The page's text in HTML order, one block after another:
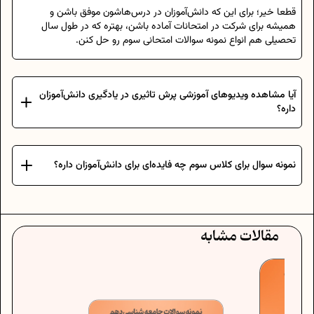
قطعا خیر؛ برای این که دانش‌آموزان در درس‌هاشون موفق باشن و
همیشه برای شرکت در امتحانات آماده باشن، بهتره که در طول سال
تحصیلی هم انواع نمونه سوالات امتحانی سوم رو حل کنن.
آیا مشاهده ویدیوهای آموزشی پرش تاثیری در یادگیری دانش‌آموزان
داره؟
نمونه سوال برای کلاس سوم چه فایده‌ای برای دانش‌آموزان داره؟
مقالات مشابه